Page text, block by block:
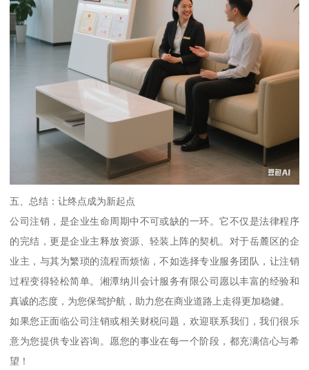
五、总结：让终点成为新起点
公司注销，是企业生命周期中不可或缺的一环。它不仅是法律程序
的完结，更是企业主释放资源、轻装上阵的契机。对于岳麓区的企
业主，与其为繁琐的流程而烦恼，不如选择专业服务团队，让注销
过程变得轻松简单。湘潭纳川会计服务有限公司愿以丰富的经验和
真诚的态度，为您保驾护航，助力您在商业道路上走得更加稳健。
如果您正面临公司注销或相关财税问题，欢迎联系我们，我们很乐
意为您提供专业咨询。愿您的事业在每一个阶段，都充满信心与希
望！